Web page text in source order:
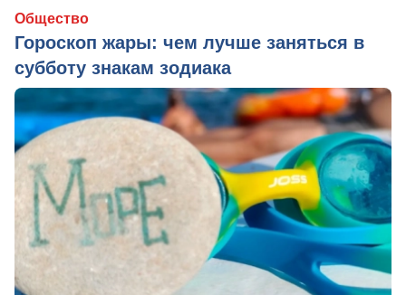
Общество
Гороскоп жары: чем лучше заняться в
субботу знакам зодиака